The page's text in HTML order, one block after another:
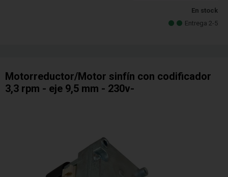
En stock
Entrega 2-5
Motorreductor/Motor sinfín con codificador
3,3 rpm - eje 9,5 mm - 230v-